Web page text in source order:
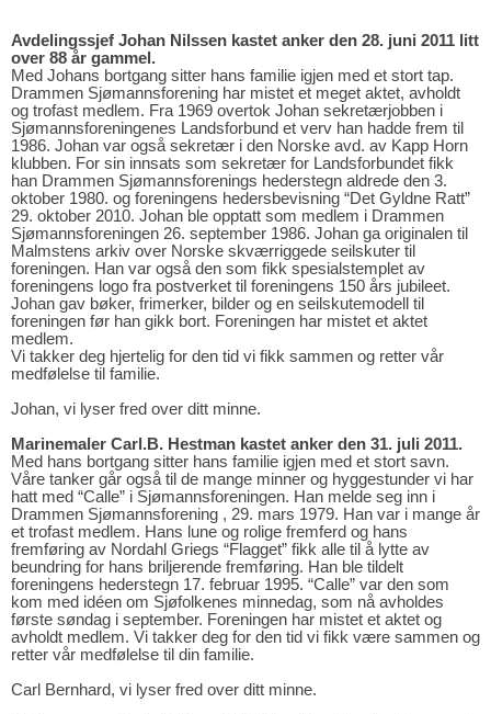
Avdelingssjef Johan Nilssen kastet anker den 28. juni 2011 litt
over 88 år gammel.
Med Johans bortgang sitter hans familie igjen med et stort tap.
Drammen Sjømannsforening har mistet et meget aktet, avholdt
og trofast medlem. Fra 1969 overtok Johan sekretærjobben i
Sjømannsforeningenes Landsforbund et verv han hadde frem til
1986. Johan var også sekretær i den Norske avd. av Kapp Horn
klubben. For sin innsats som sekretær for Landsforbundet fikk
han Drammen Sjømannsforenings hederstegn aldrede den 3.
oktober 1980. og foreningens hedersbevisning “Det Gyldne Ratt”
29. oktober 2010. Johan ble opptatt som medlem i Drammen
Sjømannsforeningen 26. september 1986. Johan ga originalen til
Malmstens arkiv over Norske skværriggede seilskuter til
foreningen. Han var også den som fikk spesialstemplet av
foreningens logo fra postverket til foreningens 150 års jubileet.
Johan gav bøker, frimerker, bilder og en seilskutemodell til
foreningen før han gikk bort. Foreningen har mistet et aktet
medlem.
Vi takker deg hjertelig for den tid vi fikk sammen og retter vår
medfølelse til familie.
Johan, vi lyser fred over ditt minne.
Marinemaler Carl.B. Hestman kastet anker den 31. juli 2011.
Med hans bortgang sitter hans familie igjen med et stort savn.
Våre tanker går også til de mange minner og hyggestunder vi har
hatt med “Calle” i Sjømannsforeningen. Han melde seg inn i
Drammen Sjømannsforening , 29. mars 1979. Han var i mange år
et trofast medlem. Hans lune og rolige fremferd og hans
fremføring av Nordahl Griegs “Flagget” fikk alle til å lytte av
beundring for hans briljerende fremføring. Han ble tildelt
foreningens hederstegn 17. februar 1995. “Calle” var den som
kom med idéen om Sjøfolkenes minnedag, som nå avholdes
første søndag i september. Foreningen har mistet et aktet og
avholdt medlem. Vi takker deg for den tid vi fikk være sammen og
retter vår medfølelse til din familie.
Carl Bernhard, vi lyser fred over ditt minne.